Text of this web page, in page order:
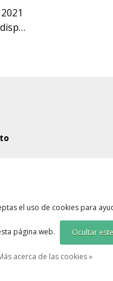
el uso de cookies para
página web. Ocultar
acerca de las cookies »